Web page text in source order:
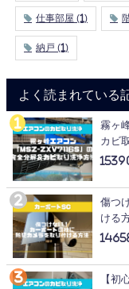
仕事部屋 (1)
納戸 (1)
よく読まれている
霧ヶ
カビ
傷つ
ける
【初